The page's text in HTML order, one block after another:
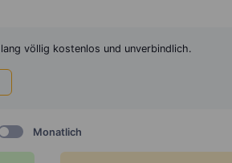
lang völlig kostenlos und unverbindlich.
Monatlich